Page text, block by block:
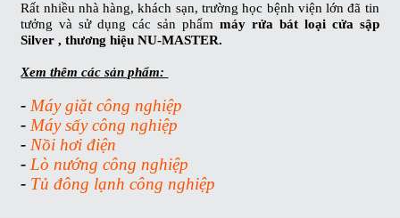
Rất nhiều nhà hàng, khách sạn, trường học bệnh viện lớn đã tin
tưởng và sử dụng các sản phẩm máy rửa bát loại cửa sập
Silver , thương hiệu NU-MASTER.
Xem thêm các sản phẩm:
-Máy giặt công nghiệp
-Máy sấy công nghiệp
-Nồi hơi điện
-Lò nướng công nghiệp
- Tủ đông lạnh công nghiệp